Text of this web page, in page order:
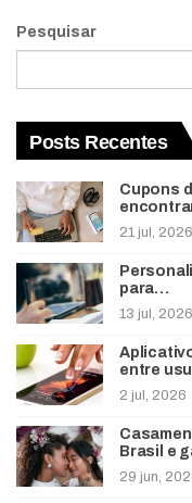
Pesquisar
Posts Recentes
Cupons
21 jul, 2026
para…
13 jul, 2026
entre
2 jul, 2026
Brasil e
29 jun,